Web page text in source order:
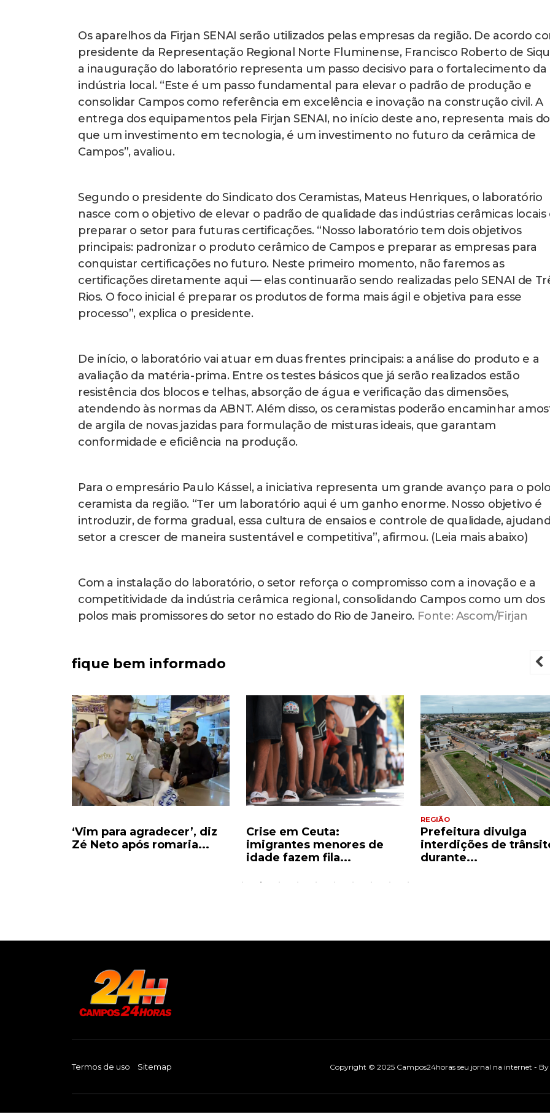
Os aparelhos da Firjan SENAI serão utilizados pelas empresas da região. De acordo
presidente da Representação Regional Norte Fluminense, Francisco Roberto de
a inauguração do laboratório representa um passo decisivo para o fortalecimento da
indústria local. “Este é um passo fundamental para elevar o padrão de produção e
consolidar Campos como referência em excelência e inovação na construção civil. A
entrega dos equipamentos pela Firjan SENAI, no início deste ano, representa mais do
que um investimento em tecnologia, é um investimento no futuro da cerâmica de
Campos”, avaliou.
Segundo o presidente do Sindicato dos Ceramistas, Mateus Henriques, o laboratório
nasce com o objetivo de elevar o padrão de qualidade das indústrias cerâmicas locais
preparar o setor para futuras certificações. “Nosso laboratório tem dois objetivos
principais: padronizar o produto cerâmico de Campos e preparar as empresas para
conquistar certificações no futuro. Neste primeiro momento, não faremos as
certificações diretamente aqui — elas continuarão sendo realizadas pelo SENAI de
Rios. O foco inicial é preparar os produtos de forma mais ágil e objetiva para esse
processo”, explica o presidente.
De início, o laboratório vai atuar em duas frentes principais: a análise do produto e a
avaliação da matéria-prima. Entre os testes básicos que já serão realizados estão
resistência dos blocos e telhas, absorção de água e verificação das dimensões,
atendendo às normas da ABNT. Além disso, os ceramistas poderão encaminhar
de argila de novas jazidas para formulação de misturas ideais, que garantam
conformidade e eficiência na produção.
Para o empresário Paulo Kássel, a iniciativa representa um grande avanço para o polo
ceramista da região. “Ter um laboratório aqui é um ganho enorme. Nosso objetivo é
introduzir, de forma gradual, essa cultura de ensaios e controle de qualidade,
setor a crescer de maneira sustentável e competitiva”, afirmou. (Leia mais abaixo)
Com a instalação do laboratório, o setor reforça o compromisso com a inovação e a
competitividade da indústria cerâmica regional, consolidando Campos como um dos
polos mais promissores do setor no estado do Rio de Janeiro. Fonte: Ascom/Firjan
fique bem informado
‘Vim para agradecer’, diz
Zé Neto após romaria...
Crise em Ceuta:
imigrantes menores de
idade fazem fila...
REGIÃO
Prefeitura divulga
interdições de
durante...
Termos de uso Sitemap Copyright © 2025 Campos24horas seu jornal na internet - By